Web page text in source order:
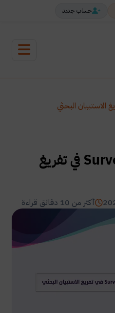
حساب جديد
موقع SurveyMonkey في تفريغ
أكثر من 10 دقائق قراءة